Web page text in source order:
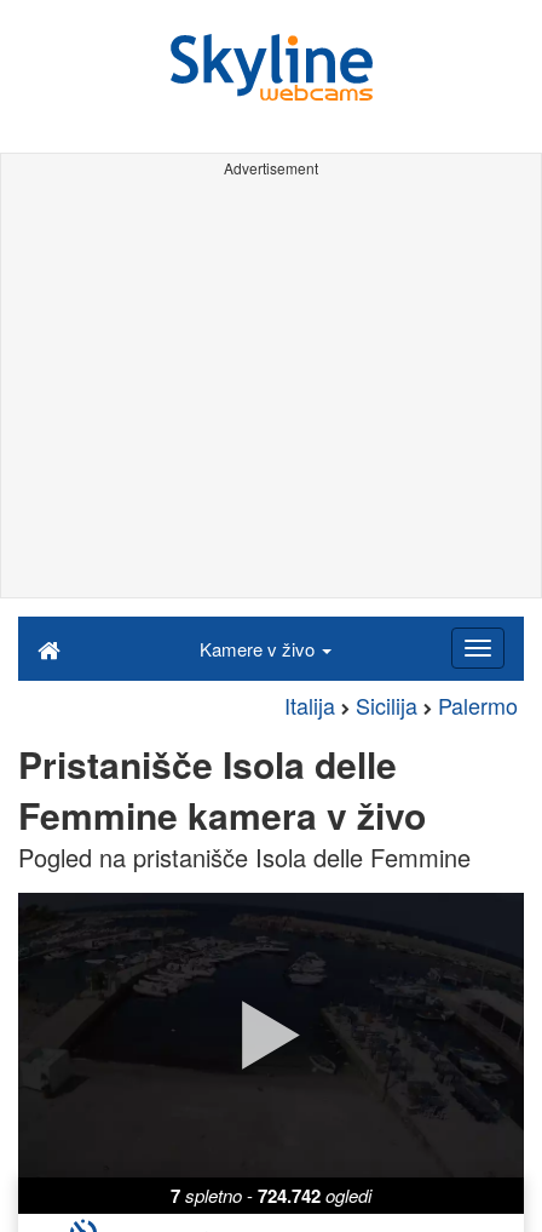
Advertisement
Kamere v živo
Italija Sicilija Palermo
Pristanišče Isola delle
Femmine kamera v živo
Pogled na pristanišče Isola delle Femmine
7spletno-724.742ogledi